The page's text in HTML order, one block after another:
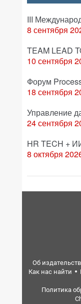
III
8 сентября
TEAM LEAD
10 сентября
Форум
18 сентября
Управление
24 сентября
HR TECH +
8 октября
Об
Как нас найти
Политика